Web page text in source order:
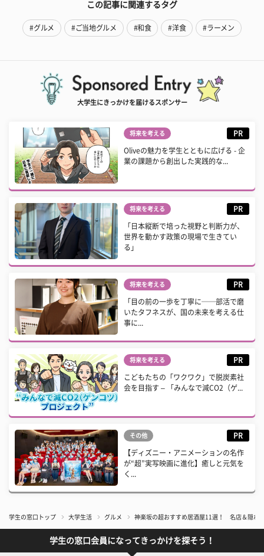
この記事に関連するタグ
#グルメ #ご当地グルメ #和食 #洋食 #ラーメン
大学生にきっかけを届けるスポンサー
将来を考える PR
Oliveの魅力を学生とともに広げる - 企
業の課題から創出した実践的な...
将来を考える PR
「日本縦断で培った視野と判断力が、
世界を動かす政策の現場で生きてい
る」
将来を考える PR
「目の前の一歩を丁寧に──部活で磨
いたタフネスが、国の未来を考える仕
事に...
将来を考える PR
こどもたちの「ワクワク」で脱炭素社
会を目指す – 「みんなで減CO2（ゲ...
その他 PR
【ディズニー・アニメーションの名作
が“超”実写映画に進化】癒しと元気を
く...
学生の窓口トップ 大学生活 グルメ 神楽坂の超おすすめ居酒屋11選！ 名店＆隠れ
学生の窓口会員になってきっかけを探そう！